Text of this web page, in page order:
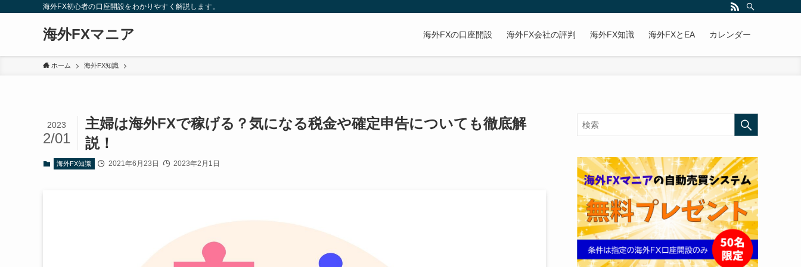
海外FX初心者の口座開設をわかりやすく解説します。
海外FXマニア 海外FXの口座開設 海外FX会社の評判 海外FX知識 海外FXとEA カレンダー
ホーム 海外FX知識
主婦は海外FXで稼げる？気になる税金や確定申告についても徹底解
説！
2023
2/01
海外FX知識 2021年6月23日 2023年2月1日